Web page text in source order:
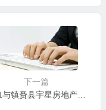
下一篇
吴某1与镇赉县宇星房地产开发有限责任公司、吴某2房屋买卖合同纠纷一审民事判决书